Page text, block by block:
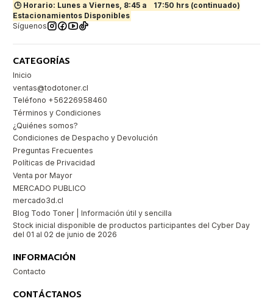
🕒 Horario: Lunes a Viernes, 8:45 a
17:50 hrs (continuado)
Estacionamientos Disponibles
Síguenos
CATEGORÍAS
Inicio
ventas@todotoner.cl
Teléfono +56226958460
Términos y Condiciones
¿Quiénes somos?
Condiciones de Despacho y Devolución
Preguntas Frecuentes
Políticas de Privacidad
Venta por Mayor
MERCADO PUBLICO
mercado3d.cl
Blog Todo Toner | Información útil y sencilla
Stock inicial disponible de productos participantes del Cyber Day
del 01 al 02 de junio de 2026
INFORMACIÓN
Contacto
CONTÁCTANOS